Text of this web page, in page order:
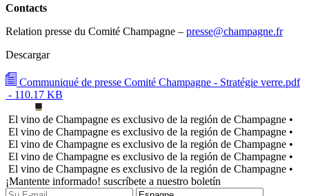
Contacts
Relation presse du Comité Champagne – presse@champagne.fr
Descargar
Communiqué de presse Comité Champagne - Stratégie verre.pdf
- 110.17 KB
El vino de Champagne es exclusivo de la región de Champagne •
El vino de Champagne es exclusivo de la región de Champagne •
El vino de Champagne es exclusivo de la región de Champagne •
El vino de Champagne es exclusivo de la región de Champagne •
El vino de Champagne es exclusivo de la región de Champagne •
¡Mantente informado! suscríbete a nuestro boletín